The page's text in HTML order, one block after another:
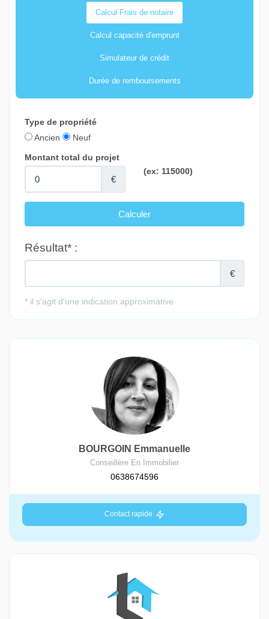
Calcul Frais de notaire
Calcul capacité d'emprunt
Simulateur de crédit
Durée de remboursements
BOURGOIN Emmanuelle
Conseillère En Immobilier
0638674596
Contact rapide